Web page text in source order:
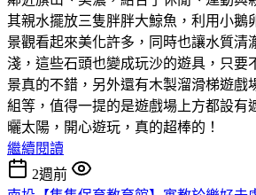
其親水擺放三隻胖胖大鯨魚，利用小鵝
景觀看起來美化許多，同時也讓水質清
淺，這些石頭也變成玩沙的遊具，只要
景真的不錯，另外還有木製溜滑梯遊戲
組等，值得一提的是遊戲場上方都設有
曬太陽，開心遊玩，真的超棒的！
繼續閱讀
2週前